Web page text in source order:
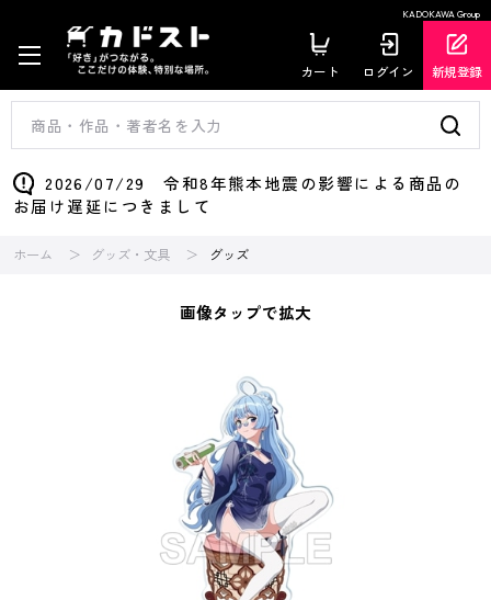
KADOKAWA Group
カート ログイン 新規登録
2026/07/29 令和8年熊本地震の影響による商品の
お届け遅延につきまして
ホーム グッズ・文具 グッズ
画像タップで拡大